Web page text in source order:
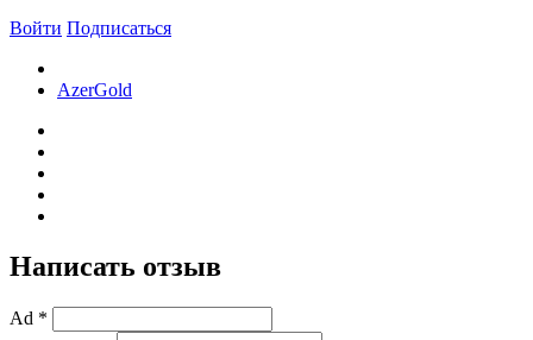
Войти Подписаться
AzerGold
Написать отзыв
Ad *